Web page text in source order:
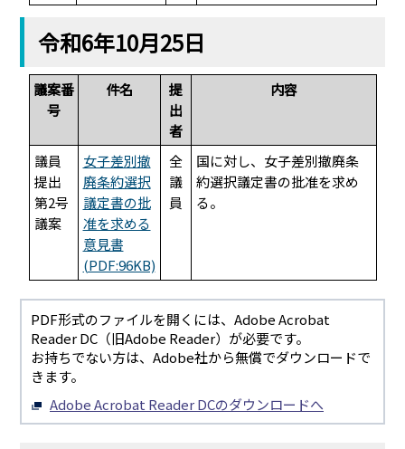
令和6年10月25日
議案番
号
件名
提
出
者
内容
議員
提出
第2号
議案
女子差別撤
廃条約選択
議定書の批
准を求める
意見書
(PDF:96KB)
全
議
員
国に対し、女子差別撤廃条
約選択議定書の批准を求め
る。
PDF形式のファイルを開くには、Adobe Acrobat
Reader DC（旧Adobe Reader）が必要です。
お持ちでない方は、Adobe社から無償でダウンロードで
きます。
Adobe Acrobat Reader DCのダウンロードへ